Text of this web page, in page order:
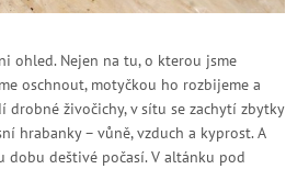
ohled. Nejen na tu, o kterou jsme
oschnout, motyčkou ho rozbijeme a
drobné živočichy, v sítu se zachytí zbytky
hrabanky – vůně, vzduch a kyprost. A
dobu deštivé počasí. V altánku pod